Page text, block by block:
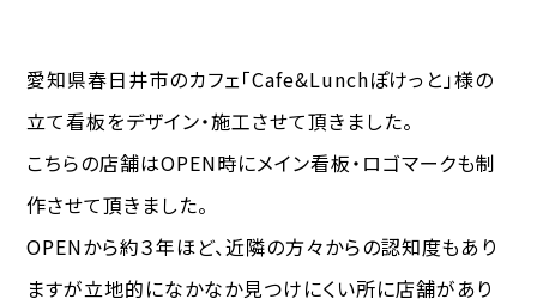
愛知県春日井市のカフェ「Cafe&Lunchぽけっと」様の
立て看板をデザイン・施工させて頂きました。
こちらの店舗はOPEN時にメイン看板・ロゴマークも制
作させて頂きました。
OPENから約３年ほど、近隣の方々からの認知度もあり
ますが立地的になかなか見つけにくい所に店舗があり